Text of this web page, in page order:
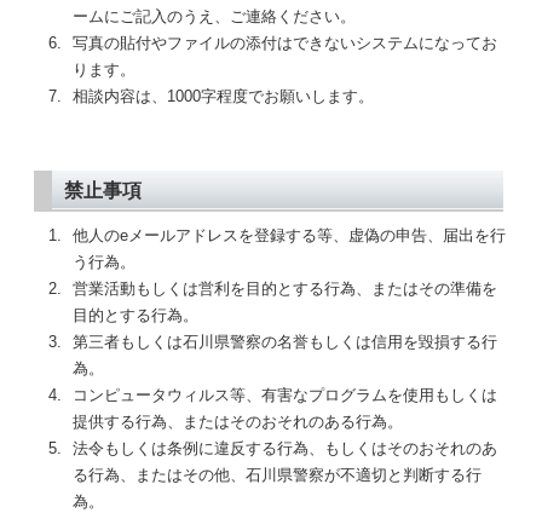
ームにご記入のうえ、ご連絡ください。
6.
写真の貼付やファイルの添付はできないシステムになってお
ります。
7.
相談内容は、1000字程度でお願いします。
禁止事項
1.
他人のeメールアドレスを登録する等、虚偽の申告、届出を行
う行為。
2.
営業活動もしくは営利を目的とする行為、またはその準備を
目的とする行為。
3.
第三者もしくは石川県警察の名誉もしくは信用を毀損する行
為。
4.
コンピュータウィルス等、有害なプログラムを使用もしくは
提供する行為、またはそのおそれのある行為。
5.
法令もしくは条例に違反する行為、もしくはそのおそれのあ
る行為、またはその他、石川県警察が不適切と判断する行
為。